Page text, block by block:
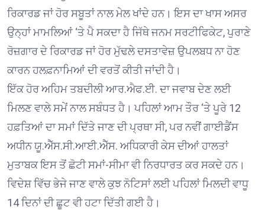
ਰਿਕਾਰਡ ਜਾਂ ਹੋਰ ਸਬੂਤਾਂ ਨਾਲ ਮੇਲ ਖਾਂਦੇ ਹਨ। ਇਸ ਦਾ ਖਾਸ ਅਸਰ
ਉਨ੍ਹਾਂ ਮਾਮਲਿਆਂ ‘ਤੇ ਪੈ ਸਕਦਾ ਹੈ ਜਿੱਥੇ ਜਨਮ ਸਰਟੀਫਿਕੇਟ, ਪੁਰਾਣੇ
ਰੋਜ਼ਗਾਰ ਦੇ ਰਿਕਾਰਡ ਜਾਂ ਹੋਰ ਮੁੱਢਲੇ ਦਸਤਾਵੇਜ਼ ਉਪਲਬਧ ਨਾ ਹੋਣ
ਕਾਰਨ ਹਲਫ਼ਨਾਮਿਆਂ ਦੀ ਵਰਤੋਂ ਕੀਤੀ ਜਾਂਦੀ ਹੈ।
ਇੱਕ ਹੋਰ ਅਹਿਮ ਤਬਦੀਲੀ ਆਰ.ਐਫ.ਈ. ਦਾ ਜਵਾਬ ਦੇਣ ਲਈ
ਮਿਲਣ ਵਾਲੇ ਸਮੇਂ ਨਾਲ ਸਬੰਧਤ ਹੈ। ਪਹਿਲਾਂ ਆਮ ਤੌਰ ‘ਤੇ ਪੂਰੇ 12
ਹਫ਼ਤਿਆਂ ਦਾ ਸਮਾਂ ਦਿੱਤੇ ਜਾਣ ਦੀ ਪ੍ਰਥਾ ਸੀ, ਪਰ ਨਵੀਂ ਗਾਈਡੈਂਸ
ਅਧੀਨ ਯੂ.ਐੱਸ.ਸੀ.ਆਈ.ਐੱਸ. ਅਧਿਕਾਰੀ ਕੇਸ ਦੀਆਂ ਹਾਲਤਾਂ
ਮੁਤਾਬਕ ਇਸ ਤੋਂ ਛੋਟੀ ਸਮਾਂ-ਸੀਮਾ ਵੀ ਨਿਰਧਾਰਤ ਕਰ ਸਕਦੇ ਹਨ।
ਵਿਦੇਸ਼ ਵਿੱਚ ਭੇਜੇ ਜਾਣ ਵਾਲੇ ਕੁਝ ਨੋਟਿਸਾਂ ਲਈ ਪਹਿਲਾਂ ਮਿਲਦੀ ਵਾਧੂ
14 ਦਿਨਾਂ ਦੀ ਛੂਟ ਵੀ ਹਟਾ ਦਿੱਤੀ ਗਈ ਹੈ।